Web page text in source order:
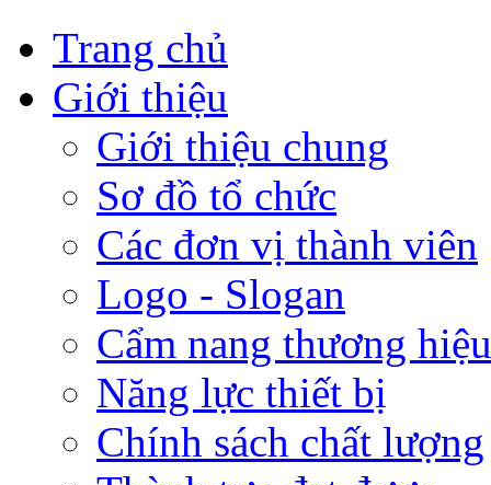
Trang chủ
Giới thiệu
Giới thiệu chung
Sơ đồ tổ chức
Các đơn vị thành viên
Logo - Slogan
Cẩm nang thương hiệu
Năng lực thiết bị
Chính sách chất lượng